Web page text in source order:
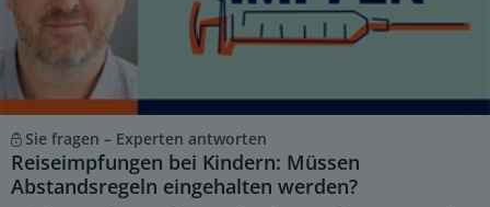
Sie fragen – Experten antworten
Reiseimpfungen bei Kindern: Müssen
Abstandsregeln eingehalten werden?